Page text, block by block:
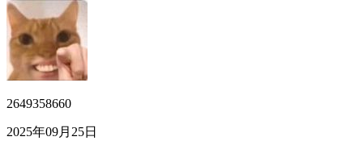
2649358660
2025年09月25日